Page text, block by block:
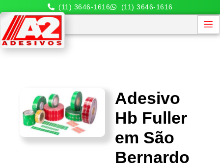
(11) 3646-1616 (11) 3646-1616
Adesivo
Hb Fuller
em São
Bernardo